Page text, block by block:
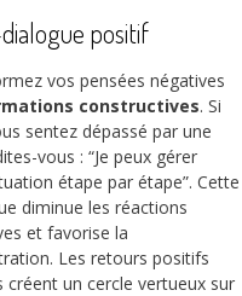
positif
vos pensées négatives
constructives. Si
sentez dépassé par une
vous : “Je peux gérer
étape par étape”. Cette
diminue les réactions
et favorise la
Les retours positifs
créent un cercle vertueux sur